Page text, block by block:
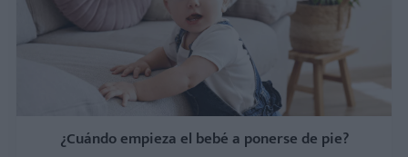
¿Cuándo empieza el bebé a ponerse de pie?